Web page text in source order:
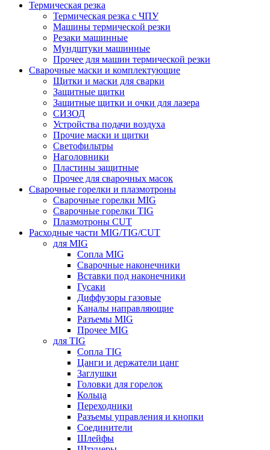
Термическая резка
Термическая резка с ЧПУ
Машины термической резки
Резаки машинные
Мундштуки машинные
Прочее для машин термической резки
Сварочные маски и комплектующие
Щитки и маски для сварки
Защитные щитки
Защитные щитки и очки для лазера
СИЗОД
Устройства подачи воздуха
Прочие маски и щитки
Светофильтры
Наголовники
Пластины защитные
Прочее для сварочных масок
Сварочные горелки и плазмотроны
Сварочные горелки MIG
Сварочные горелки TIG
Плазмотроны CUT
Расходные части MIG/TIG/CUT
для MIG
Сопла MIG
Сварочные наконечники
Вставки под наконечники
Гусаки
Диффузоры газовые
Каналы направляющие
Разъемы MIG
Прочее MIG
для TIG
Сопла TIG
Цанги и держатели цанг
Заглушки
Головки для горелок
Кольца
Переходники
Разъемы управления и кнопки
Соединители
Шлейфы